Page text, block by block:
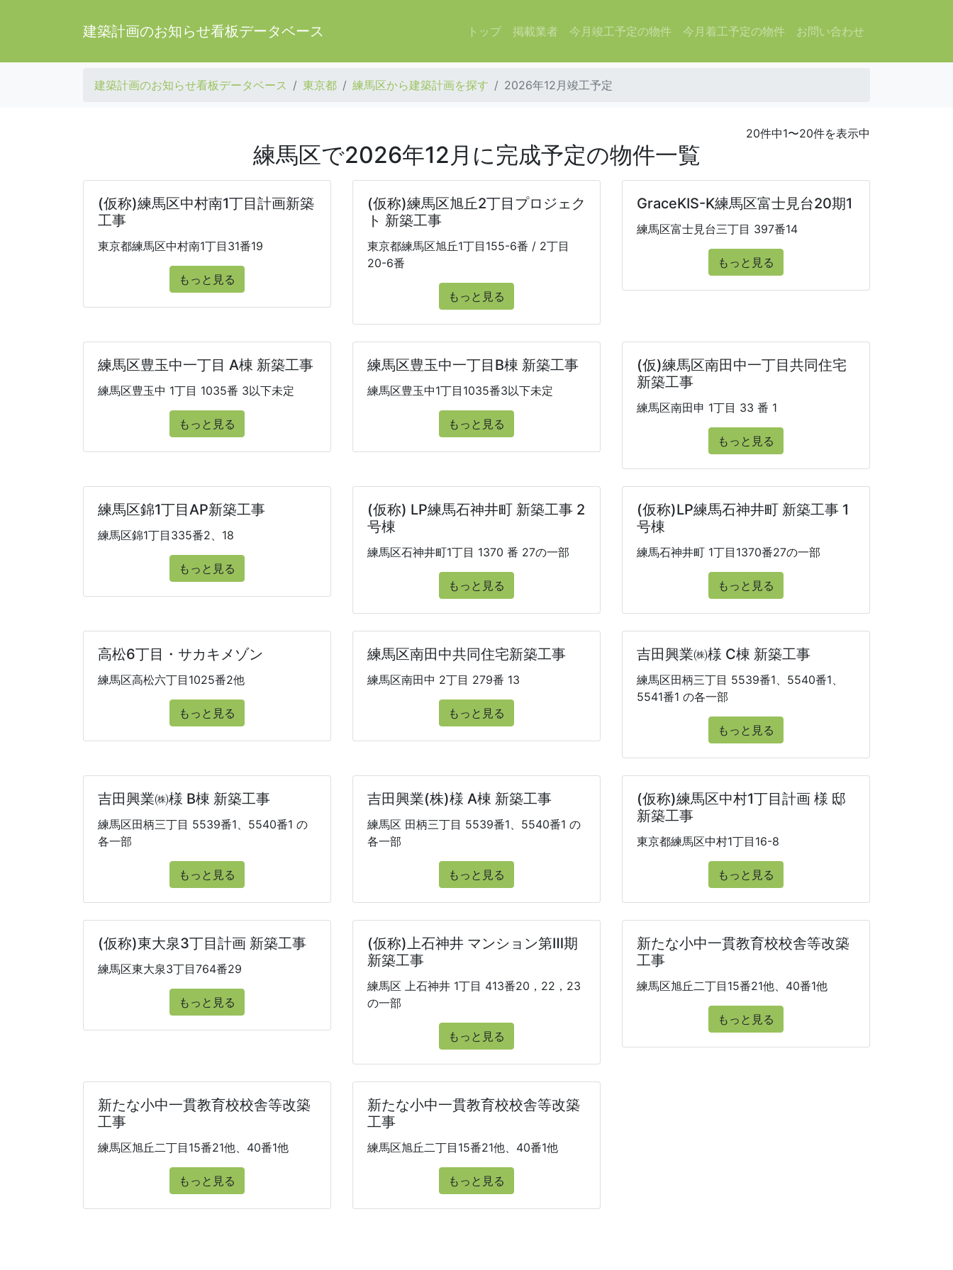
建築計画のお知らせ看板データベース トップ 掲載業者 今月竣工予定の物件 今月着工予定の物件 お問い合わせ
建築計画のお知らせ看板データベース 東京都 練馬区から建築計画を探す 2026年12月竣工予定
20件中1〜20件を表示中
練馬区で2026年12月に完成予定の物件一覧
(仮称)練馬区中村南1丁目計画新築
工事
東京都練馬区中村南1丁目31番19
もっと見る
(仮称)練馬区旭丘2丁目プロジェク
ト 新築工事
東京都練馬区旭丘1丁目155-6番 / 2丁目
20-6番
もっと見る
GraceKIS-K練馬区富士見台20期1
練馬区富士見台三丁目 397番14
もっと見る
練馬区豊玉中一丁目 A棟 新築工事
練馬区豊玉中 1丁目 1035番 3以下未定
もっと見る
練馬区豊玉中一丁目B棟 新築工事
練馬区豊玉中1丁目1035番3以下未定
もっと見る
(仮)練馬区南田中一丁目共同住宅
新築工事
練馬区南田申 1丁目 33 番 1
もっと見る
練馬区錦1丁目AP新築工事
練馬区錦1丁目335番2、18
もっと見る
(仮称) LP練馬石神井町 新築工事 2
号棟
練馬区石神井町1丁目 1370 番 27の一部
もっと見る
(仮称)LP練馬石神井町 新築工事 1
号棟
練馬石神井町 1丁目1370番27の一部
もっと見る
高松6丁目・サカキメゾン
練馬区高松六丁目1025番2他
もっと見る
練馬区南田中共同住宅新築工事
練馬区南田中 2丁目 279番 13
もっと見る
吉田興業㈱様 C棟 新築工事
練馬区田柄三丁目 5539番1、5540番1、
5541番1 の各一部
もっと見る
吉田興業㈱様 B棟 新築工事
練馬区田柄三丁目 5539番1、5540番1 の
各一部
もっと見る
吉田興業(株)様 A棟 新築工事
練馬区 田柄三丁目 5539番1、5540番1 の
各一部
もっと見る
(仮称)練馬区中村1丁目計画 様 邸
新築工事
東京都練馬区中村1丁目16-8
もっと見る
(仮称)東大泉3丁目計画 新築工事
練馬区東大泉3丁目764番29
もっと見る
(仮称)上石神井 マンション第Ⅲ期
新築工事
練馬区 上石神井 1丁目 413番20，22，23
の一部
もっと見る
新たな小中一貫教育校校舎等改築
工事
練馬区旭丘二丁目15番21他、40番1他
もっと見る
新たな小中一貫教育校校舎等改築
工事
練馬区旭丘二丁目15番21他、40番1他
もっと見る
新たな小中一貫教育校校舎等改築
工事
練馬区旭丘二丁目15番21他、40番1他
もっと見る